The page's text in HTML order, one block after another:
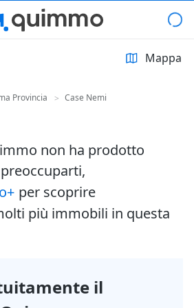
Mappa
Provincia > Case Nemi
non ha prodotto
per scoprire
più immobili in questa
il